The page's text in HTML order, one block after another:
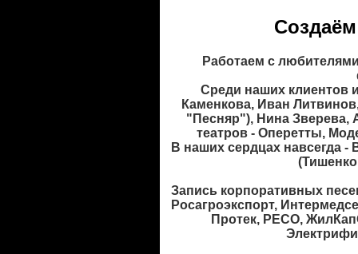
Работаем с
Среди наших клиентов
Каменкова, Иван
"Песняр"), Нина Зверева,
театров - Оперетты,
В наших сердцах навсегда -
Записькорпоративных
Росагроэкспорт,
Протек, РЕСО,